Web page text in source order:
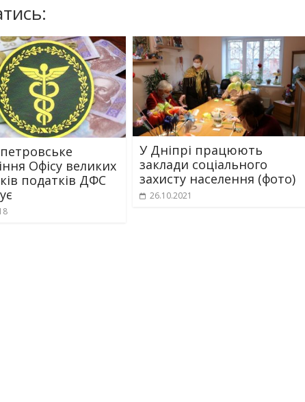
Офісу великих
податків ДФС
У Дніпрі працюють
заклади соціального
захисту населення (фото)
26.10.2021